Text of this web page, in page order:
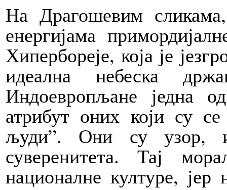
На Драгошевим
енергијама
Хипербореје, која је
идеална небеска
Индоевропљане једна
атрибут оних који су
људи”. Они су узор,
суверенитета. Тај
националне културе,